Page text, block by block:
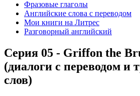
Фразовые глаголы
Английские слова с переводом
Мои книги на Литрес
Разговорный английский
Серия 05 - Griffon the
(диалоги с переводом и
слов)